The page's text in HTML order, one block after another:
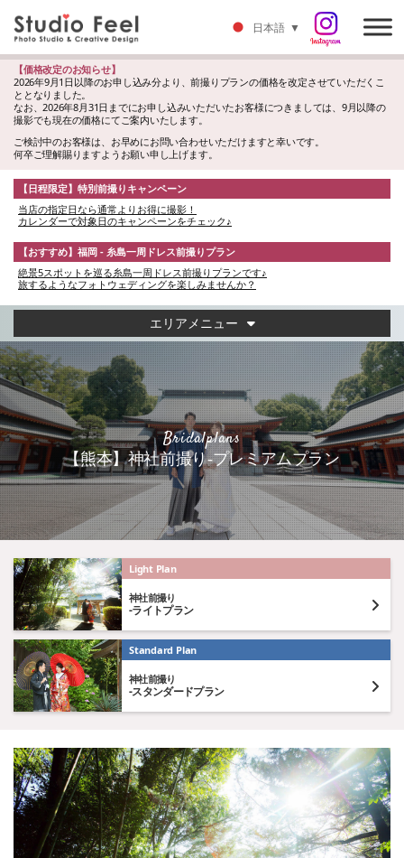
【価格改定のお知らせ】
2026年9月1日以降のお申し込み分より、前撮りプランの価格を改定させていただくこ
ととなりました。
なお、2026年8月31日までにお申し込みいただいたお客様につきましては、9月以降の
撮影でも現在の価格にてご案内いたします。
ご検討中のお客様は、お早めにお問い合わせいただけますと幸いです。
何卒ご理解賜りますようお願い申し上げます。
【日程限定】特別前撮りキャンペーン
当店の指定日なら通常よりお得に撮影！
カレンダーで対象日のキャンペーンをチェック♪
【おすすめ】福岡 - 糸島一周ドレス前撮りプラン
絶景5スポットを巡る糸島一周ドレス前撮りプランです♪
旅するようなフォトウェディングを楽しみませんか？
エリアメニュー
Bridalplans
【熊本】神社前撮り-プレミアムプラン
Light Plan
神社前撮り
-ライトプラン
Standard Plan
神社前撮り
-スタンダードプラン
日本語 ▼